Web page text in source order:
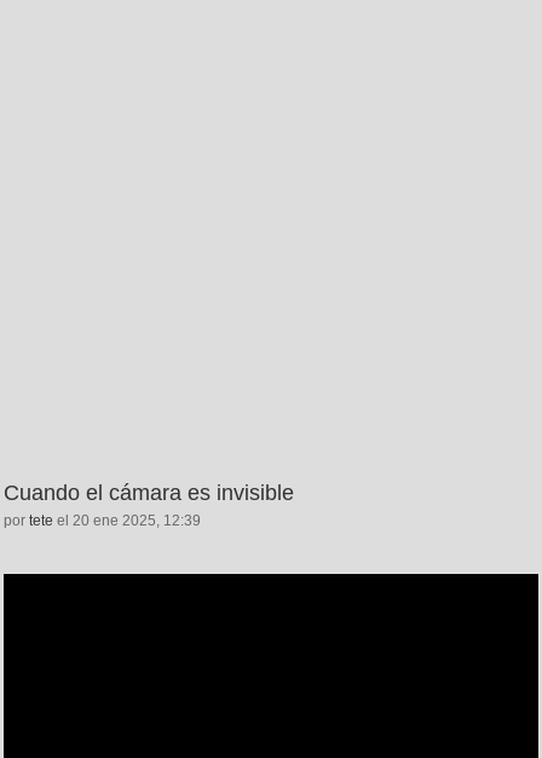
Cuando el cámara es invisible
por tete el 20 ene 2025, 12:39